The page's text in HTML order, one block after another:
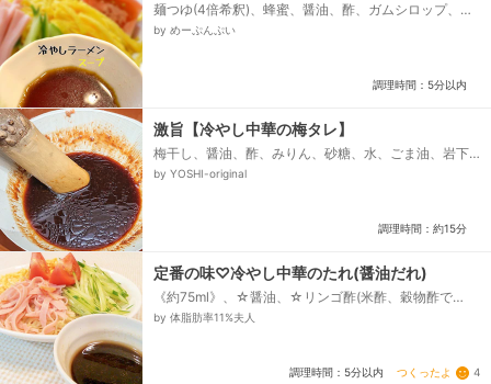
麺つゆ(4倍希釈)、蜂蜜、醤油、酢、ガムシロップ、
100%林檎ジュース、レモン汁(ポッカレモンで可)、胡
by めーぷんぷい
調理時間：5分以内
激旨【冷やし中華の梅タレ】
梅干し、醤油、酢、みりん、砂糖、水、ごま油、岩下
の新生姜漬け汁
by YOSHI-original
調理時間：約15分
定番の味♡冷やし中華のたれ(醤油だれ)
《約75ml》、☆醤油、☆リンゴ酢(米酢、穀物酢で
も)、☆ほんだし、★蜂蜜、★ごま油
by 体脂肪率11%夫人
調理時間：5分以内 つくったよ 4